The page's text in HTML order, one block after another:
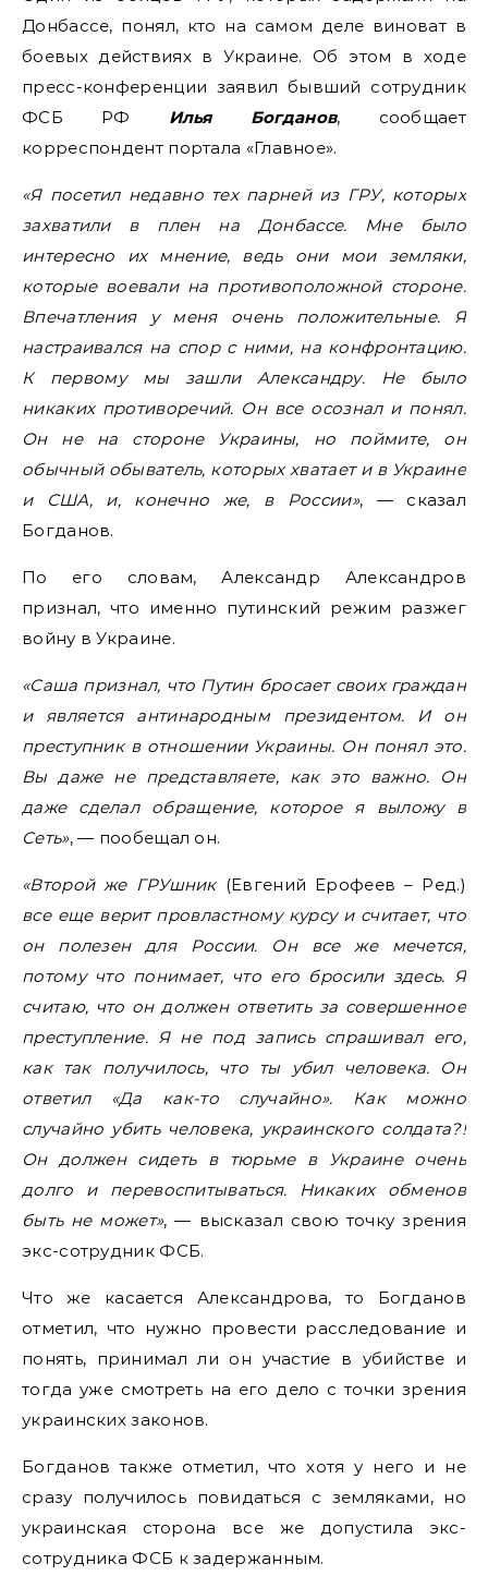
Донбассе, понял, кто на самом деле виноват в
боевых действиях в Украине. Об этом в ходе
пресс-конференции заявил бывший сотрудник
ФСБ РФ Илья Богданов, сообщает
корреспондент портала «Главное».
«Я посетил недавно тех парней из ГРУ, которых
захватили в плен на Донбассе. Мне было
интересно их мнение, ведь они мои земляки,
которые воевали на противоположной стороне.
Впечатления у меня очень положительные. Я
настраивался на спор с ними, на конфронтацию.
К первому мы зашли Александру. Не было
никаких противоречий. Он все осознал и понял.
Он не на стороне Украины, но поймите, он
обычный обыватель, которых хватает и в Украине
и США, и, конечно же, в России», — сказал
Богданов.
По его словам, Александр Александров
признал, что именно путинский режим разжег
войну в Украине.
«Саша признал, что Путин бросает своих граждан
и является антинародным президентом. И он
преступник в отношении Украины. Он понял это.
Вы даже не представляете, как это важно. Он
даже сделал обращение, которое я выложу в
Сеть», — пообещал он.
«Второй же ГРУшник(Евгений Ерофеев – Ред.)
все еще верит провластному курсу и считает, что
он полезен для России. Он все же мечется,
потому что понимает, что его бросили здесь. Я
считаю, что он должен ответить за совершенное
преступление. Я не под запись спрашивал его,
как так получилось, что ты убил человека. Он
ответил «Да как-то случайно». Как можно
случайно убить человека, украинского солдата?!
Он должен сидеть в тюрьме в Украине очень
долго и перевоспитываться. Никаких обменов
быть не может», — высказал свою точку зрения
экс-сотрудник ФСБ.
Что же касается Александрова, то Богданов
отметил, что нужно провести расследование и
понять, принимал ли он участие в убийстве и
тогда уже смотреть на его дело с точки зрения
украинских законов.
Богданов также отметил, что хотя у него и не
сразу получилось повидаться с земляками, но
украинская сторона все же допустила экс-
сотрудника ФСБ к задержанным.